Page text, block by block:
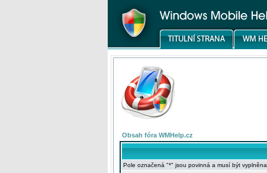
Obsah fóra WMHelp.cz
Pole označená "*" jsou povinná a musí být vyplněna